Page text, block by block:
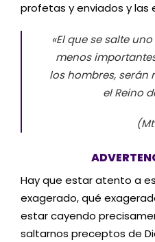
profetas y enviados y las
«El que se salte
menos
los hombres, serán
el Reino
(Mt
Hay que estar atento a
exagerado, qué
estar cayendo
saltarnos preceptos de